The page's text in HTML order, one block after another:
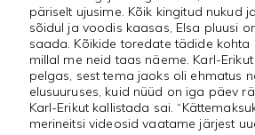
päriselt ujusime. Kõik kingitud nukud
sõidul ja voodis kaasas, Elsa pluusi
saada. Kõikide toredate tädide kohta
millal me neid taas näeme. Karl-
pelgas, sest tema jaoks oli ehmatus
elusuuruses, kuid nüüd on iga päev
Karl-Erikut kallistada sai.
merineitsi videosid vaatame järjest